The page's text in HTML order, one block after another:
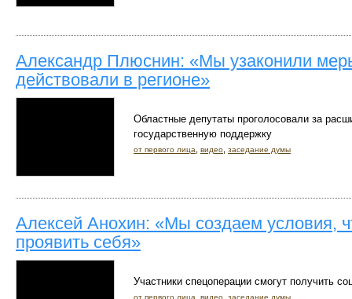
Александр Плюснин: «Мы узаконили
действовали в регионе»
Областные депутаты проголосовали за
государственную поддержку
от первого лица видео заседание думы
Алексей Анохин: «Мы создаем условия,
проявить себя»
Участники спецоперации смогут получить
от первого лица видео заседание думы